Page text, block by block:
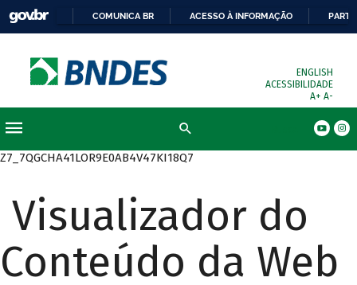
COMUNICA BR ACESSO À INFORMAÇÃO
ENGLISH
ACESSIBILIDADE
A+ A-
Z7_7QGCHA41LOR9E0AB4V47KI18Q7
Visualizador do
Conteúdo da Web